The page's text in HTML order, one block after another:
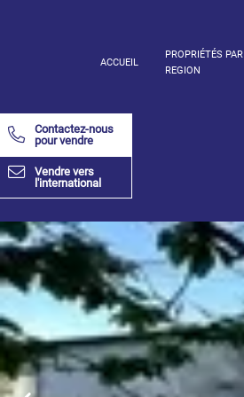
ACCUEIL
PROPRIÉTÉS PAR
REGION
de
bien
ici:
Définir
x
choisir
Appartement
Loft
Duplex
Appartement
sous toit
Contactez-nous
pour vendre
Vendre vers
l'international